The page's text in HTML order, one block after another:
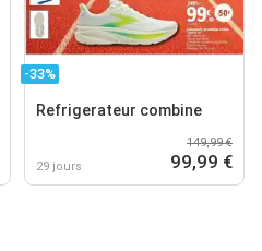
-33%
Refrigerateur combine
29 jours
149,99 €
99,99 €